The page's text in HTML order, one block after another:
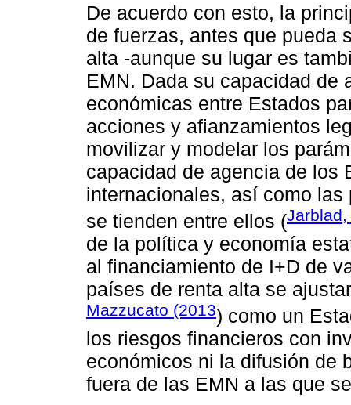
De acuerdo con esto, la
de fuerzas, antes que pueda
alta -aunque su lugar es
EMN. Dada su capacidad de
económicas entre Estados
acciones y afianzamientos
movilizar y modelar los
capacidad de agencia de los
internacionales, así como
se tienden entre ellos (Jarblad,
de la política y economía
al financiamiento de I+D de
países de renta alta se
Mazzucato (2013) como un
los riesgos financieros con
económicos ni la difusión de
fuera de las EMN a las que